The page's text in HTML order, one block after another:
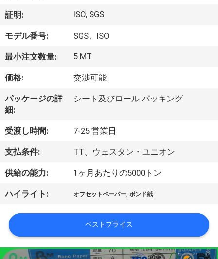
わ
た
し
ち
に
つ
い
て
工
場
ツ
証明: ISO, SGS
モデル番号: SGS、ISO
最小注文数量: 5 MT
価格: 交渉可能
パッケージの詳
細:
シート及びロール パッキング
受渡し時間: 7-25 営業日
支払条件: TT、ウェスタン・ユニオン
供給の能力: 1ヶ月あたりの5000トン
ハイライト: オフセットペーパー,ボンド紙
ベストプライス